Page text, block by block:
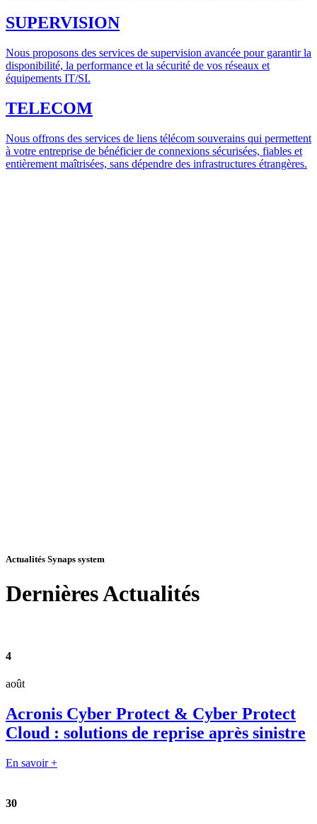
SUPERVISION
Nous proposons des services de supervision avancée pour garantir la
disponibilité, la performance et la sécurité de vos réseaux et
équipements IT/SI.
TELECOM
Nous offrons des services de liens télécom souverains qui permettent
à votre entreprise de bénéficier de connexions sécurisées, fiables et
entièrement maîtrisées, sans dépendre des infrastructures étrangères.
Actualités Synaps system
DernièresActualités
4
août
Acronis Cyber Protect & Cyber Protect
Cloud : solutions de reprise après sinistre
En savoir +
30